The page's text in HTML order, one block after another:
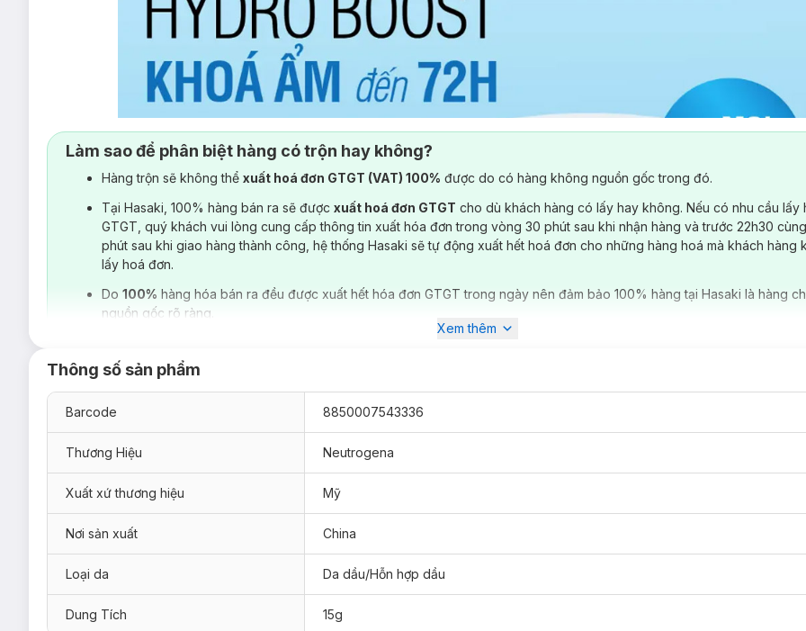
Dòng sản phẩm Kem Dưỡng Ẩm Neutrogena Hydro Boost Hyaluronic Acid Water Gel
lựa chọn:
Hũ full size 50g
Tuýp mini size 15g
Làm sao để phân biệt hàng có trộn hay không?
Hàng trộn sẽ không thể xuất hoá đơn GTGT (VAT) 100% được do có hàng không nguồn gốc trong đó.
Tại Hasaki, 100% hàng bán ra sẽ được xuất hoá đơn GTGT cho dù khách hàng có lấy hay không. Nếu có nhu cầu lấy
GTGT, quý khách vui lòng cung cấp thông tin xuất hóa đơn trong vòng 30 phút sau khi nhận hàng và trước 22h30
phút sau khi giao hàng thành công, hệ thống Hasaki sẽ tự động xuất hết hoá đơn cho những hàng hoá mà khách hàng
lấy hoá đơn.
Do 100% hàng hóa bán ra đều được xuất hết hóa đơn GTGT trong ngày nên đảm bảo 100% hàng tại Hasaki là hàng
nguồn gốc rõ ràng.
Xem thêm
Thông số sản phẩm
Barcode 8850007543336
Thương Hiệu Neutrogena
Xuất xứ thương hiệu Mỹ
Nơi sản xuất China
Loại da Da dầu/Hỗn hợp dầu
Dung Tích 15g